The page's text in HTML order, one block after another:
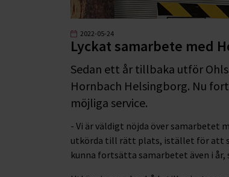
2022-05-24
Lyckat samarbete med
Sedan ett år tillbaka utför
Hornbach Helsingborg. Nu
möjliga service.
- Vi är väldigt nöjda över samarbetet
utkörda till rätt plats, istället för att
kunna fortsätta samarbetet även i år,